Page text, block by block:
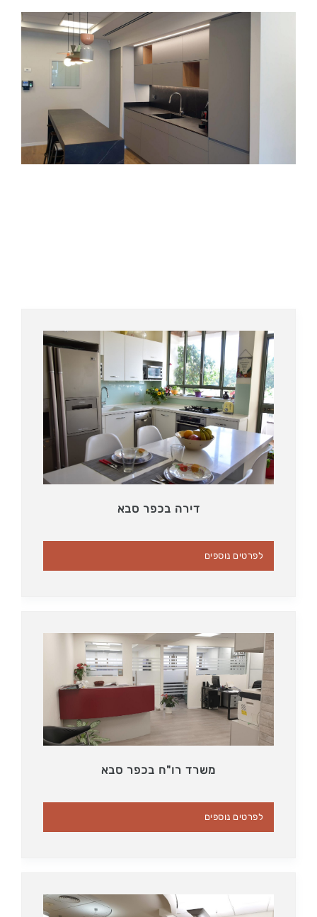
דירה בכפר סבא
לפרטים נוספים
משרד רו"ח בכפר סבא
לפרטים נוספים